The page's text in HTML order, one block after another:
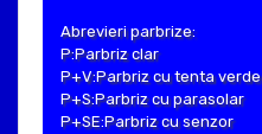
Abrevieri parbrize:
P:Parbriz clar
P+V:Parbriz cu tenta verde
P+S:Parbriz cu parasolar
P+SE:Parbriz cu senzor